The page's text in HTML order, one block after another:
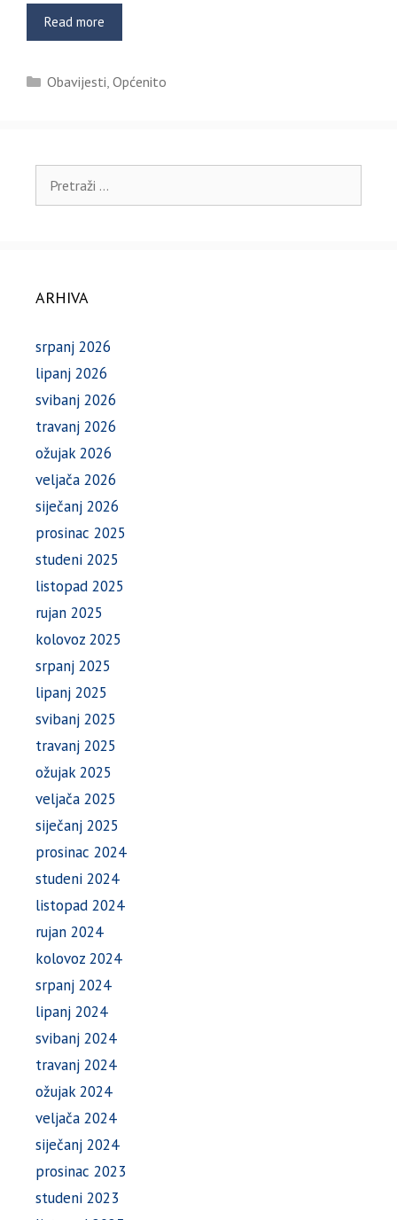
Read more
Kategorije
Obavijesti, Općenito
ARHIVA
srpanj 2026
lipanj 2026
svibanj 2026
travanj 2026
ožujak 2026
veljača 2026
siječanj 2026
prosinac 2025
studeni 2025
listopad 2025
rujan 2025
kolovoz 2025
srpanj 2025
lipanj 2025
svibanj 2025
travanj 2025
ožujak 2025
veljača 2025
siječanj 2025
prosinac 2024
studeni 2024
listopad 2024
rujan 2024
kolovoz 2024
srpanj 2024
lipanj 2024
svibanj 2024
travanj 2024
ožujak 2024
veljača 2024
siječanj 2024
prosinac 2023
studeni 2023